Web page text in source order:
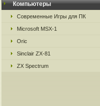
Компьютеры
Современные Игры для ПК
Microsoft MSX-1
Oric
Sinclair ZX-81
ZX Spectrum